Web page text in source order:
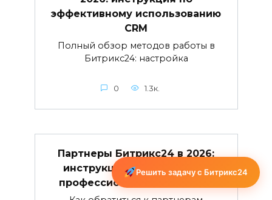
эффективному использованию
CRM
Полный обзор методов работы в
Битрикс24: настройка
0 1.3к.
Партнеры Битрикс24 в 2026:
инструкция по получению
профессиональной помощи
Решить задачу с Битрикс24